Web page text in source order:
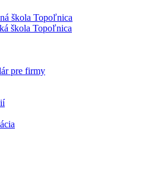
škola Topoľnica
škola Topoľnica
pre firmy